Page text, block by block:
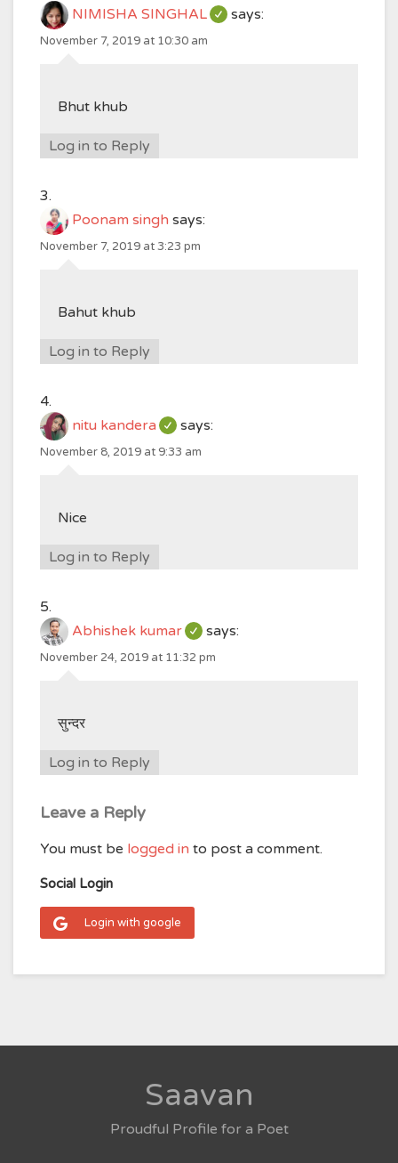
NIMISHA SINGHAL says:
November 7, 2019 at 10:30 am
Bhut khub
Log in to Reply
Poonam singh says:
November 7, 2019 at 3:23 pm
Bahut khub
Log in to Reply
nitu kandera says:
November 8, 2019 at 9:33 am
Nice
Log in to Reply
Abhishek kumar says:
November 24, 2019 at 11:32 pm
सुन्दर
Log in to Reply
Leave a Reply
You must be logged in to post a comment.
Social Login
Login with google
Saavan
Proudful Profile for a Poet